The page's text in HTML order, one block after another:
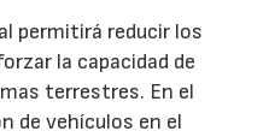
permitirá reducir los
la capacidad de
terrestres. En el
de vehículos en el